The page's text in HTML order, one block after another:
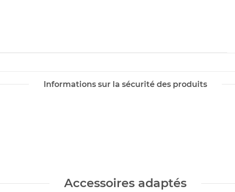
Informations sur la sécurité des produits
Accessoires adaptés